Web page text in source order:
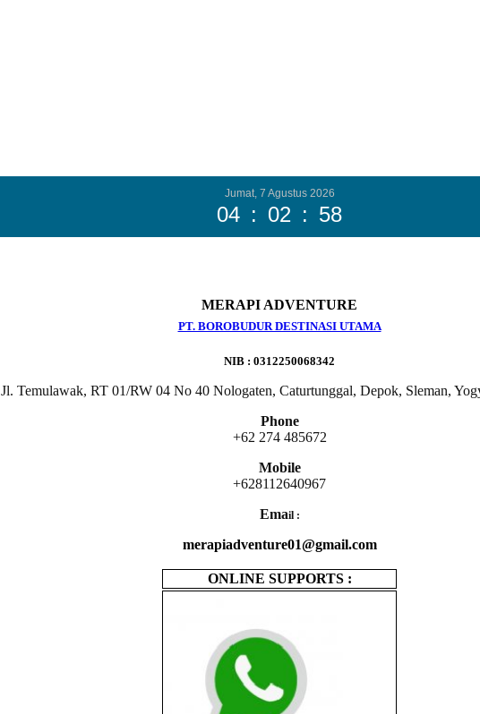
Jumat, 7 Agustus 2026
04 : 02 : 59
MERAPI ADVENTURE
PT. BOROBUDUR DESTINASI UTAMA
NIB : 0312250068342
Jl. Temulawak, RT 01/RW 04 No 40 Nologaten, Caturtunggal, Depok, Sleman,
Phone
+62 274 485672
Mobile
+628112640967
Email :
merapiadventure01@gmail.com
ONLINE SUPPORTS :